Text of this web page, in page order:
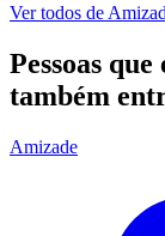
Ver todos de
Pessoas
também
Amizade